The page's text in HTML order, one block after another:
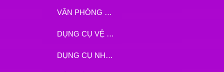
VĂN PHÒNG PHẨM
DỤNG CỤ VỆ SINH
DỤNG CỤ NHÀ BẾP